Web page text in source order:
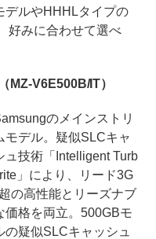
デルやHHHLタイプの
好みに合わせて選べ
MZ-V6E500B/IT）
のメインストリ
モデル。疑似SLCキャ
ュ技術「Intelligent Turb
」により、リード3G
の高性能とリーズナブ
価格を両立。500GBモ
の疑似SLCキャッシュ